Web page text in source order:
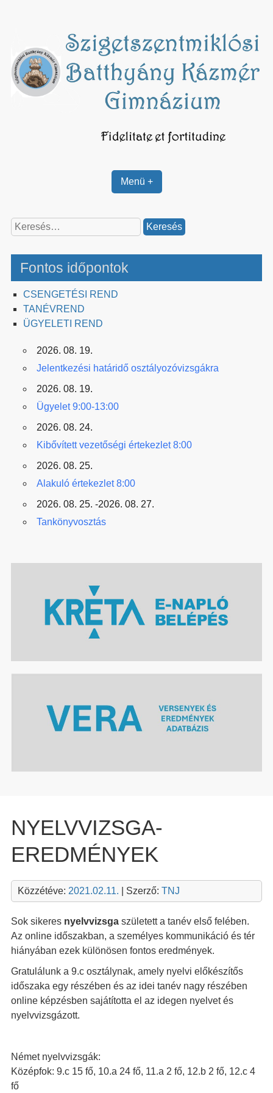
Menü +
Keresés:
Fontos időpontok
CSENGETÉSI REND
TANÉVREND
ÜGYELETI REND
2026. 08. 19.
Jelentkezési határidő osztályozóvizsgákra
2026. 08. 19.
Ügyelet 9:00-13:00
2026. 08. 24.
Kibővített vezetőségi értekezlet 8:00
2026. 08. 25.
Alakuló értekezlet 8:00
2026. 08. 25. -2026. 08. 27.
Tankönyvosztás
NYELVVIZSGA-
EREDMÉNYEK
Közzétéve: 2021.02.11. | Szerző: TNJ
Sok sikeres nyelvvizsgaszületett a tanév első felében.
Az online időszakban, a személyes kommunikáció és tér
hiányában ezek különösen fontos eredmények.
Gratulálunk a 9.c osztálynak, amely nyelvi előkészítős
időszaka egy részében és az idei tanév nagy részében
online képzésben sajátította el az idegen nyelvet és
nyelvvizsgázott.
Német nyelvvizsgák:
Középfok: 9.c 15 fő, 10.a 24 fő, 11.a 2 fő, 12.b 2 fő, 12.c 4
fő